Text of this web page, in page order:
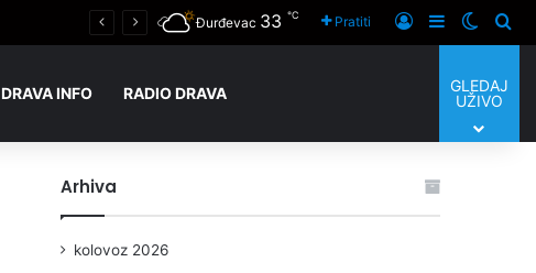
Đurđevac 33 ℃ Pratiti Prijaviti se
Sidebar
DRAVA INFO RADIO DRAVA
GLEDAJ
UŽIVO
Arhiva
kolovoz 2026